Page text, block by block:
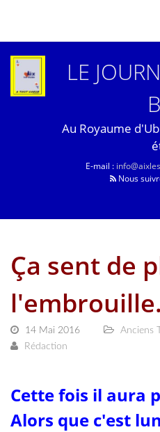
LE
Au Royaume
E-mail :
Nous
Ça sent de
14 Mai 2016
Anciens
Rédaction
Cette fois il aura
Alors que c'est